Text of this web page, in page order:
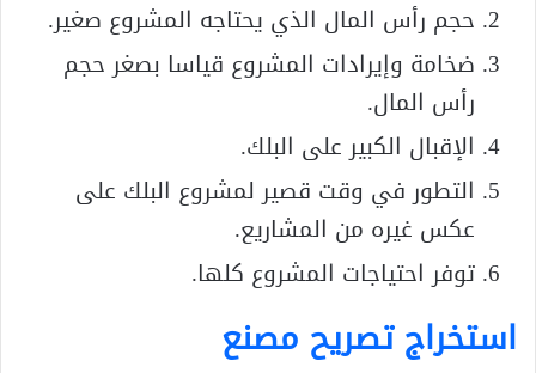
حجم رأس المال الذي يحتاجه المشروع صغير.
ضخامة وإيرادات المشروع قياسا بصغر حجم
رأس المال.
الإقبال الكبير على البلك.
التطور في وقت قصير لمشروع البلك على
عكس غيره من المشاريع.
توفر احتياجات المشروع كلها.
استخراج تصريح مصنع